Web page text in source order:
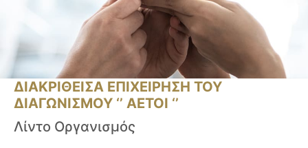
ΔΙΑΚΡΙΘΕΙΣΑ ΕΠΙΧΕΙΡΗΣΗ ΤΟΥ
ΔΙΑΓΩΝΙΣΜΟΥ ‘’ ΑΕΤΟΙ ‘’
Λίντο Οργανισμός